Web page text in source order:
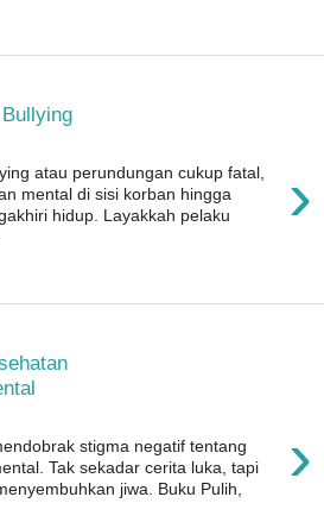
›
atau perundungan cukup fatal,
mental di sisi korban hingga
hidup. Layakkah pelaku
›
stigma negatif tentang
Tak sekadar cerita luka, tapi
jiwa. Buku Pulih,